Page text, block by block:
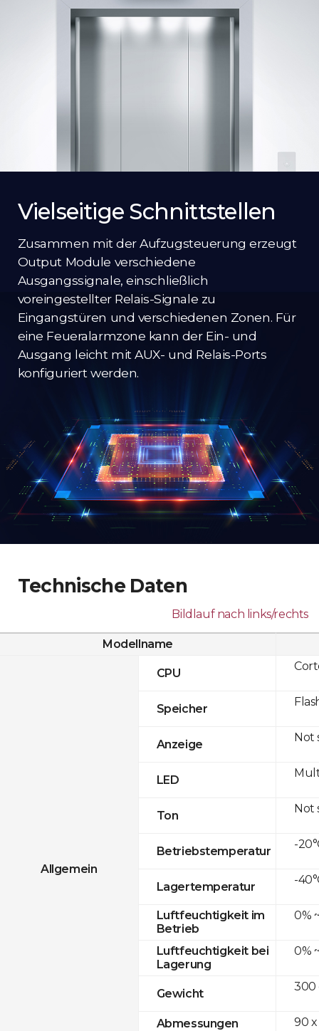
Vielseitige Schnittstellen
Zusammen mit der Aufzugsteuerung erzeugt
Output Module verschiedene
Ausgangssignale, einschließlich
voreingestellter Relais-Signale zu
Eingangstüren und verschiedenen Zonen. Für
eine Feueralarmzone kann der Ein- und
Ausgang leicht mit AUX- und Relais-Ports
konfiguriert werden.
Technische Daten
Bildlauf nach links/rechts
Modellname
Allgemein
CPU
Speicher
Anzeige
LED
Ton
Betriebstemperatur
Lagertemperatur
Luftfeuchtigkeit im
Betrieb
Luftfeuchtigkeit bei
Lagerung
Gewicht
Abmessungen
Not
Not
-
-
0%
0%
300
90 x